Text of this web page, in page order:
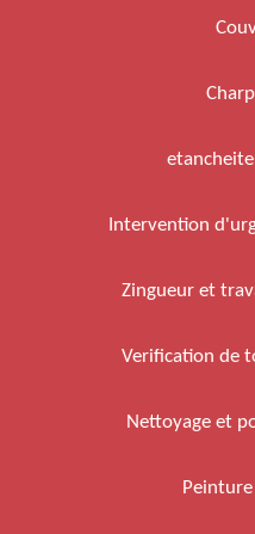
Intervention
Zingueur et
Verification de
Nettoyage et